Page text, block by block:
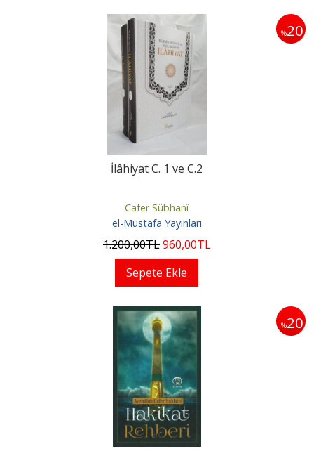
%20
İlâhiyat C. 1 ve C.2
Cafer Sübhanî
el-Mustafa Yayınları
1.200,00TL960,00TL
Sepete Ekle
%20